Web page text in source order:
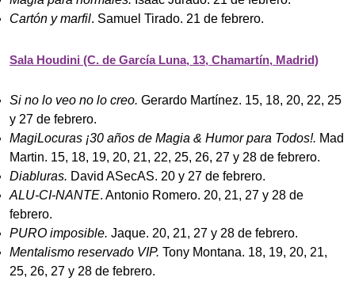
Cartón y marfil. Samuel Tirado. 21 de febrero.
Sala Houdini (C. de García Luna, 13, Chamartín, Madrid)
Si no lo veo no lo creo. Gerardo Martínez. 15, 18, 20, 22, 25
y 27 de febrero.
MagiLocuras ¡30 años de Magia & Humor para Todos!. Mad
Martin. 15, 18, 19, 20, 21, 22, 25, 26, 27 y 28 de febrero.
Diabluras. David ASecAS. 20 y 27 de febrero.
ALU-CI-NANTE. Antonio Romero. 20, 21, 27 y 28 de
febrero.
PURO imposible. Jaque. 20, 21, 27 y 28 de febrero.
Mentalismo reservado VIP. Tony Montana. 18, 19, 20, 21,
25, 26, 27 y 28 de febrero.